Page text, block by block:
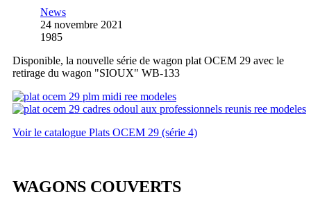
News
24 novembre 2021
1985
Disponible, la nouvelle série de wagon plat OCEM 29 avec le
retirage du wagon "SIOUX" WB-133
Voir le catalogue Plats OCEM 29 (série 4)
WAGONS COUVERTS